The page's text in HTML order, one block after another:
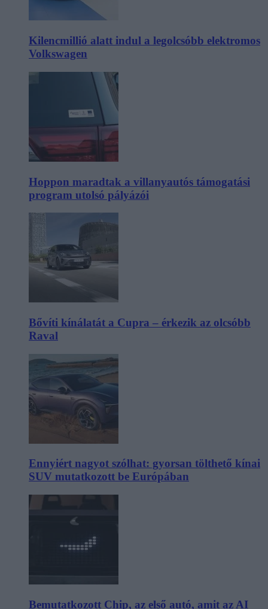
Kilencmillió alatt indul a legolcsóbb elektromos
Volkswagen
Hoppon maradtak a villanyautós támogatási
program utolsó pályázói
Bővíti kínálatát a Cupra – érkezik az olcsóbb
Raval
Ennyiért nagyot szólhat: gyorsan tölthető kínai
SUV mutatkozott be Európában
Bemutatkozott Chip, az első autó, amit az AI